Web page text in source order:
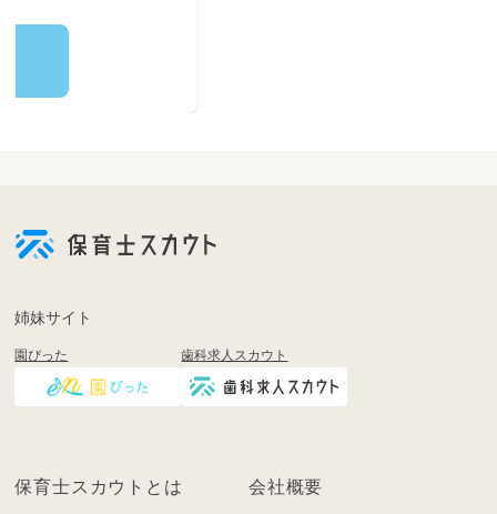
姉妹サイト
園ぴった 歯科求人スカウト
保育士スカウトとは 会社概要